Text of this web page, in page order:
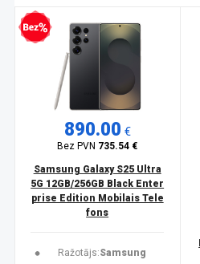
kredīts
890.00 €
Bez PVN 735.54 €
Samsung Galaxy S25 Ultra
5G 12GB/256GB Black Enter
prise Edition Mobilais Tele
fons
Ražotājs:Samsung